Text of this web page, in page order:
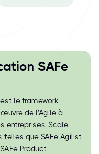
SAFe
le framework
de l'Agile à
entreprises. Scale
que SAFe Agilist
Product